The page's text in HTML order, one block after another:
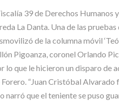
39 de Derechos Humanos
La Danta. Una de las
de la columna móvil
Pigoanza, coronel Orlando
lo que le hicieron un disparo
“Juan Cristóbal
que el teniente se puso